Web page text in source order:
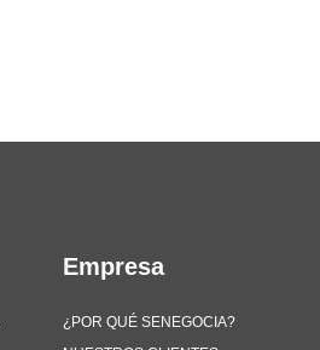
Empresa
¿POR QUÉ SENEGOCIA?